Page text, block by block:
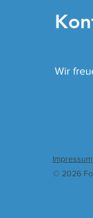
Wir
Impressum
© 2026